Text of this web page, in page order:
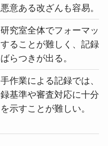
悪意ある改ざんも容易。
研究室全体でフォーマッ
することが難しく、記録
ばらつきが出る。
手作業による記録では、
録基準や審査対応に十分
を示すことが難しい。